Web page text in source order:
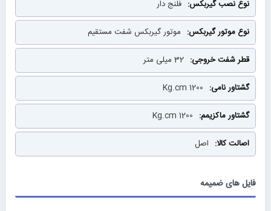
فلنج دار
موتور گیربکس شفت مستقیم
32 میلی متر
1200 Kg.cm
1200 Kg.cm
اصل
فایل های ضمیمه